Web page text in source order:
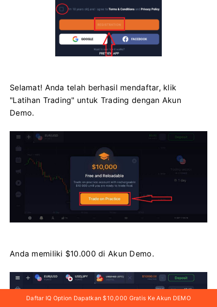
Selamat! Anda telah berhasil mendaftar, klik
"Latihan Trading" untuk Trading dengan Akun
Demo.
Anda memiliki $10.000 di Akun Demo.
Daftar IQ Option Dapatkan $10,000 Gratis Ke Akun DEMO